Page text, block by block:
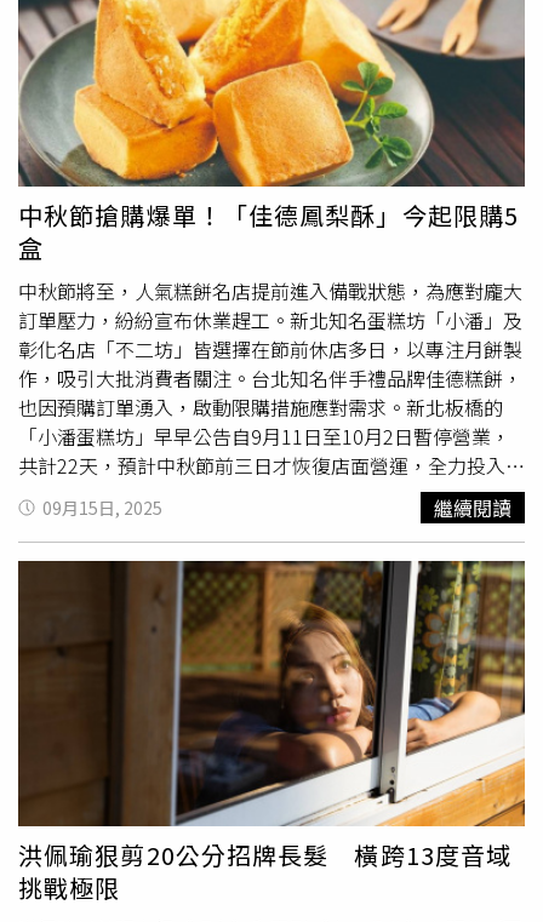
668處廚餘收運點，涵蓋機關、學校、社區，新政策雖然不
用收廚餘，但垃圾量與清運人力將指數型暴增，像30日根本
是清潔隊公休日，市公所仍無奈緊急調整人力與車輛編組加
班清運，確保清潔工作與新政策銜接不中斷。竹北市配合新
竹縣公告最新家戶廚餘處理措施。（圖／翻攝自竹北市公所
媒體群組）鄭朝方坦言，這樣一調整下來，竹北市清潔隊每
月垃圾量恐將增加至少250公噸，這樣每月竹北市廚餘量會
突破3,547公噸以上，比承平時期多了近1成，但仍需共體時
艱配合執行，只能呼籲社區管委會與店家協助宣導，而企業
與學校也應配合落實規範，一定要瀝乾以減少廚餘量，共同
維護生活品質與食品安全。鄭朝方強調，竹北甚至全新竹縣
民眾要落實廚餘新規三步驟：首先須徹底將水份瀝乾，第二
要裝入垃圾袋打包，最後要再夥同一般家庭垃圾放置到清潔
車內。非洲豬瘟警報何時能解除並恢復正常清運？各界關
注。（圖／周志龍攝）鄭朝方重申，非洲豬瘟不能再有破
口，因為這影響將遍及畜牧產業、農業經濟甚至國民生活，
寧可提前部署也不願事後懊悔，畢竟防疫是整座城市共同發
願守護的工作。
中秋節搶購爆單！「佳德鳳梨酥」今起限購5
盒
中秋節將至，人氣糕餅名店提前進入備戰狀態，為應對龐大
訂單壓力，紛紛宣布休業趕工。新北知名蛋糕坊「小潘」及
彰化名店「不二坊」皆選擇在節前休店多日，以專注月餅製
作，吸引大批消費者關注。台北知名伴手禮品牌佳德糕餅，
也因預購訂單湧入，啟動限購措施應對需求。新北板橋的
「小潘蛋糕坊」早早公告自9月11日至10月2日暫停營業，
共計22天，預計中秋節前三日才恢復店面營運，全力投入蛋
黃酥生產。與此同時，彰化的蛋黃酥排隊名店「不二坊」亦
自9月14日起休店，連休19日，直至中秋節前三天再度開門
營業。而台北知名伴手禮店「佳德鳳梨酥」亦感受到強勁買
氣。店長表示，針對中秋需求，鳳梨酥的備貨量已提升約兩
成，並加聘工讀人力協助出貨。由於訂單湧入，截至9月底
的預購量已經「全數額滿」，店家決定中秋節前不安排休
假，預計節後將安排八天公休。然而人潮持續湧現，佳德於
9月14日下午4時緊急公告，自9月15日起針對原味鳳梨酥實
施限購政策，每人限購5盒，無論規格為何。其餘產品則依
現場庫存供應，售完為止。業者強調，工廠已加派人手，希
望儘速恢復正常供應，盡力滿足市場需求。根據佳德說明，
原味鳳梨酥多數日期訂單已告額滿，僅10月2日至10月5日
尚有少量可供應；「鳳黃酥」目前已無法預訂；「紅豆蛋黃
酥」及「棗泥蛋黃酥」仍可下單；「純綠豆椪」、「蛋黃綠
豆椪」、「魯肉綠豆椪」也維持正常訂購狀態；其他如「牛
09月15日, 2025 繼續閱讀
洪佩瑜狠剪20公分招牌長髮 橫跨13度音域
挑戰極限